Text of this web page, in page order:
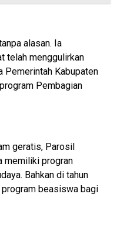
alasan. Ia
telah menggulirkan
Pemerintah Kabupaten
Pembagian
geratis, Parosil
memiliki progran
Bahkan di tahun
beasiswa bagi